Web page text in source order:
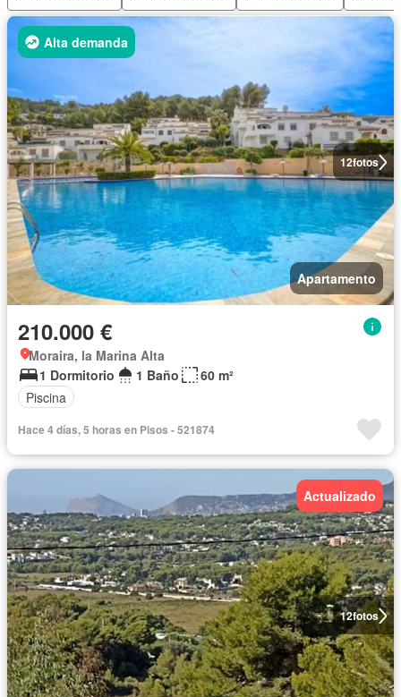
12fotos
Alta demanda
Apartamento
210.000 €
Moraira, la Marina Alta
1 Dormitorio
1 Baño
60 m²
Piscina
Hace 4 días, 5 horas en Pisos - 521874
12fotos
Actualizado